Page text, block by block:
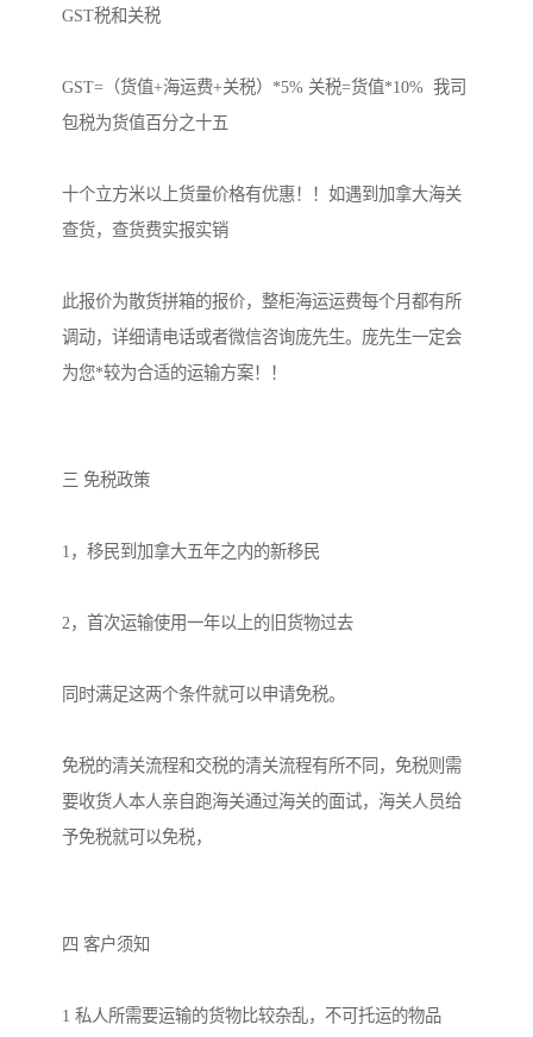
GST税和关税
GST=（货值+海运费+关税）*5% 关税=货值*10%  我司
包税为货值百分之十五
十个立方米以上货量价格有优惠！！如遇到加拿大海关
查货，查货费实报实销
此报价为散货拼箱的报价，整柜海运运费每个月都有所
调动，详细请电话或者微信咨询庞先生。庞先生一定会
为您*较为合适的运输方案！！
三 免税政策
1，移民到加拿大五年之内的新移民
2，首次运输使用一年以上的旧货物过去
同时满足这两个条件就可以申请免税。
免税的清关流程和交税的清关流程有所不同，免税则需
要收货人本人亲自跑海关通过海关的面试，海关人员给
予免税就可以免税，
四 客户须知
1 私人所需要运输的货物比较杂乱，不可托运的物品